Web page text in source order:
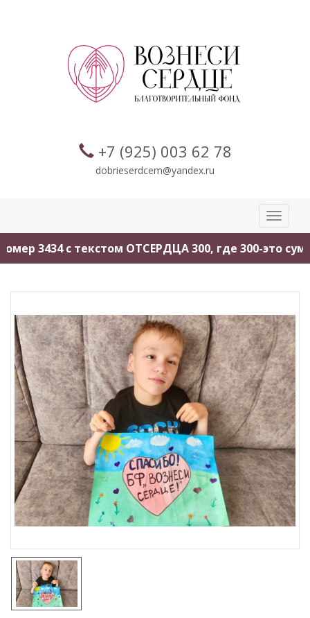
+7 (925) 003 62 78
dobrieserdcem@yandex.ru
Toggle
3434 с текстом ОТСЕРДЦА 300, где 300-это